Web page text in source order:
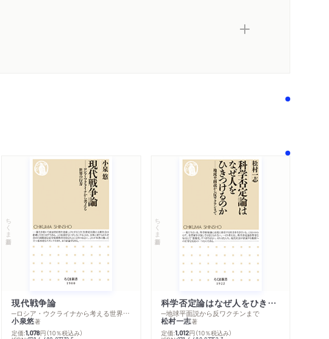
ちくま新書
現代戦争論
─ロシア・ウクライナから考える世界の行方
小泉悠著
定価:1,078円 （10％税込み）
ちくま新書
科学否定論はなぜ人をひきつけるのか
─地球平面説から反ワクチンまで
松村一志著
定価:1,012円 （10％税込み）